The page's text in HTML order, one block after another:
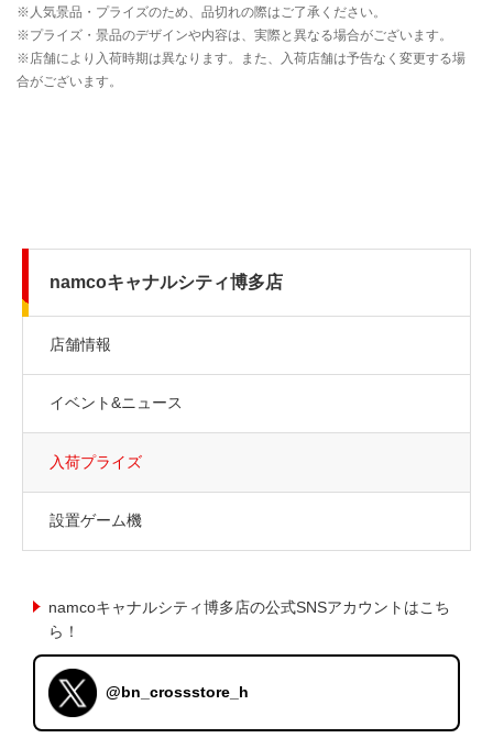
namcoキャナルシティ博多店
店舗情報
イベント&ニュース
入荷プライズ
設置ゲーム機
namcoキャナルシティ博多店の公式SNSアカウントはこち
ら！
@bn_crossstore_h